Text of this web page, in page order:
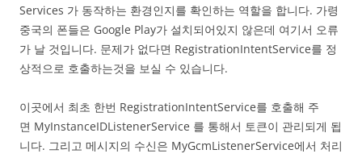
Services 가 동작하는 환경인지를 확인하는 역할을 합니다. 가령
중국의 폰들은 Google Play가 설치되어있지 않은데 여기서 오류
가 날 것입니다. 문제가 없다면 RegistrationIntentService를 정
상적으로 호출하는것을 보실 수 있습니다.
이곳에서 최초 한번 RegistrationIntentService를 호출해 주
면 MyInstanceIDListenerService 를 통해서 토큰이 관리되게 됩
니다. 그리고 메시지의 수신은 MyGcmListenerService에서 처리